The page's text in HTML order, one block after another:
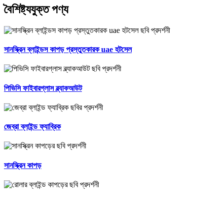
বৈশিষ্ট্যযুক্ত পণ্য
সানস্ক্রিন ব্লাইন্ডস কাপড় প্রস্তুতকারক uae হটসেল
পিভিসি ফাইবারগ্লাস ব্ল্যাকআউট
জেব্রা ব্লাইন্ড ফ্যাব্রিক
সানস্ক্রিন কাপড়